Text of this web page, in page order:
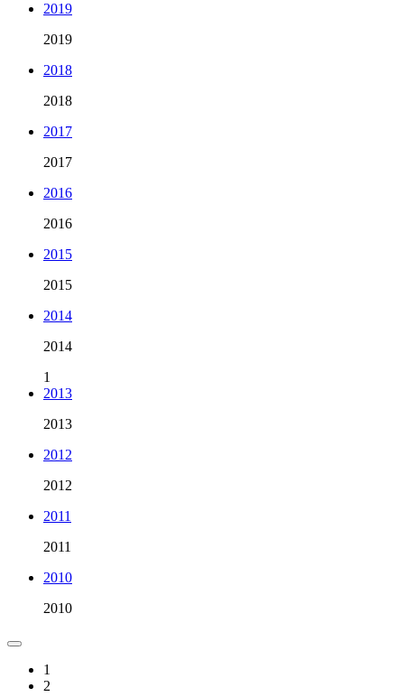
2019
2019
2018
2018
2017
2017
2016
2016
2015
2015
2014
2014
1
2013
2013
2012
2012
2011
2011
2010
2010
1
2